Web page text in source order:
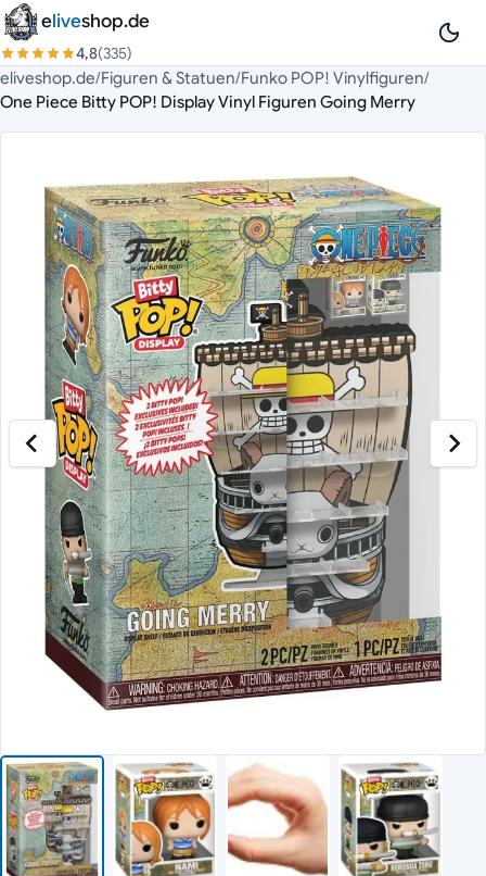
Zum Inhalt springen
eliveshop.de
4,8(335)
eliveshop.de/Figuren & Statuen/Funko POP! Vinylfiguren/
One Piece Bitty POP! Display Vinyl Figuren Going Merry